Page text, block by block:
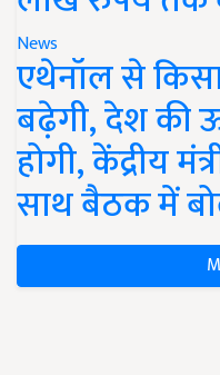
News
एथेनॉल से
बढ़ेगी, देश की
होगी, केंद्रीय
साथ बैठक में